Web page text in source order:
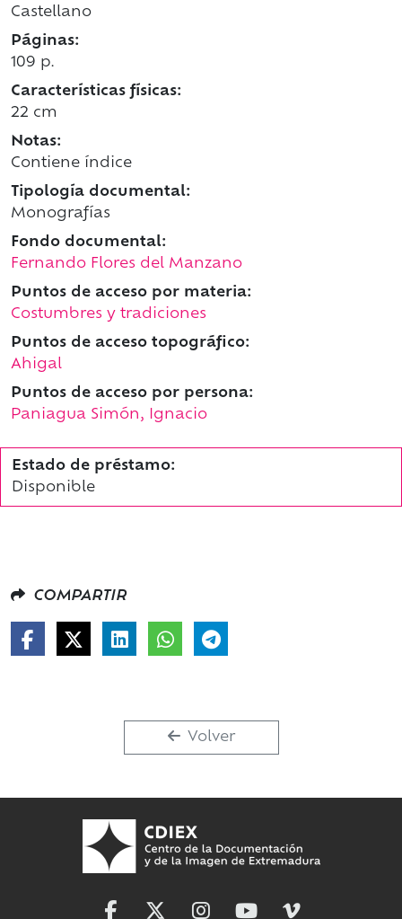
Castellano
Páginas:
109 p.
Características físicas:
22 cm
Notas:
Contiene índice
Tipología documental:
Monografías
Fondo documental:
Fernando Flores del Manzano
Puntos de acceso por materia:
Costumbres y tradiciones
Puntos de acceso topográfico:
Ahigal
Puntos de acceso por persona:
Paniagua Simón, Ignacio
Estado de préstamo:
Disponible
COMPARTIR
Volver